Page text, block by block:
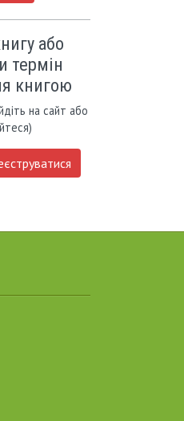
або
термін
книгою
на сайт або